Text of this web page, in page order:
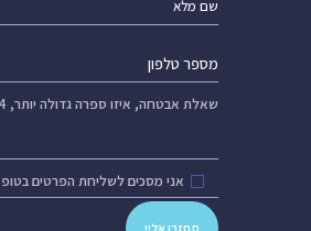
שאלת אבטחה, איזו ספרה גדולה יותר, 4 או 7?
אני מסכים לשליחת הפרטים